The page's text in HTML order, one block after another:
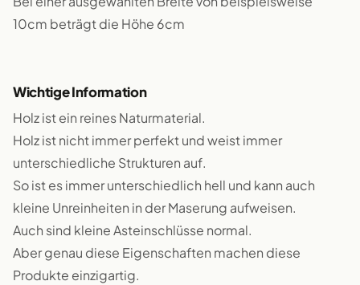
10cm beträgt die Höhe 6cm
Wichtige Information
Holz ist ein reines Naturmaterial.
Holz ist nicht immer perfekt und weist immer
unterschiedliche Strukturen auf.
So ist es immer unterschiedlich hell und kann auch
kleine Unreinheiten in der Maserung aufweisen.
Auch sind kleine Asteinschlüsse normal.
Aber genau diese Eigenschaften machen diese
Produkte einzigartig.